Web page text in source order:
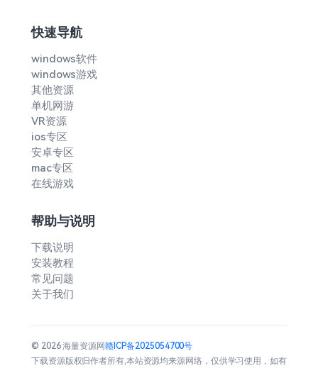
快速导航
windows软件
windows游戏
其他资源
单机网游
VR资源
ios专区
安卓专区
mac专区
在线游戏
帮助与说明
下载说明
安装教程
常见问题
关于我们
© 2026 海量资源网赣ICP备2025054700号
下载资源版权归作者所有,本站资源均来源网络，仅供学习使用，如有